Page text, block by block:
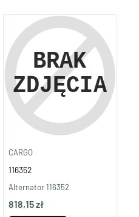
CARGO
116352
Alternator 116352
818,15 zł